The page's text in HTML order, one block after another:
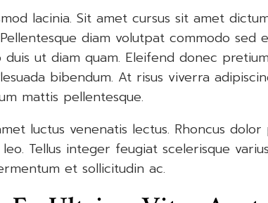
lacinia. Sit amet cursus sit amet
diam volutpat commodo sed
ut diam quam. Eleifend donec
bibendum. At risus viverra
mattis pellentesque.
luctus venenatis lectus. Rhoncus
Tellus integer feugiat scelerisque
et sollicitudin ac.